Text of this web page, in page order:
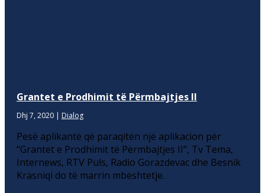
Grantet e Prodhimit të Përmbajtjes II
Dhj 7, 2020 | Dialog
Pesë aplikantë që paraqitën një aplikacion për
“Grantet e Prodhimit të Përmbajtjes II”, Tv Tema,
Internews, RTV Puls, Radio Gorazdevac dhe Besnik
Krasniqi do të marrin mbështetje.